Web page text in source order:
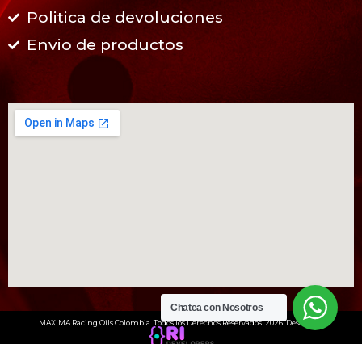
Politica de devoluciones
Envio de productos
MAXIMA Racing Oils Colombia. Todos los Derechos Reservados. 2026. Desarrollo:
Chatea con Nosotros